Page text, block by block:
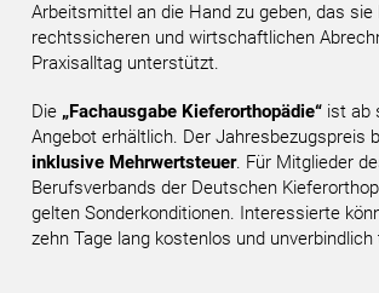
Arbeitsmittel an die Hand zu geben, das sie
rechtssicheren und wirtschaftlichen
Praxisalltag unterstützt.
Die „Fachausgabe Kieferorthopädie“ ist ab
Angebot erhältlich. Der Jahresbezugspreis
inklusive Mehrwertsteuer. Für Mitglieder
Berufsverbands der Deutschen
gelten Sonderkonditionen. Interessierte
zehn Tage lang kostenlos und